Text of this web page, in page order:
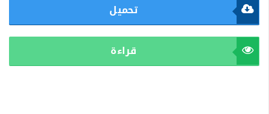
تحميل
قراءة